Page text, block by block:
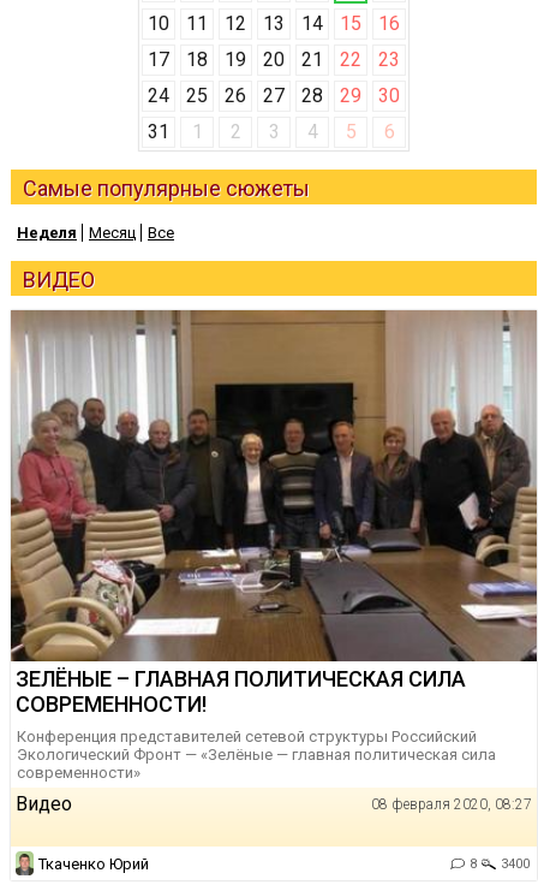
10
11 12 13 14 15
16
17
18 19 20 21 22
23
24
25 26 27 28 29
30
31
1 2 3 4 5 6
Самые популярные сюжеты
Неделя Месяц Все
ВИДЕО
ЗЕЛЁНЫЕ – ГЛАВНАЯ ПОЛИТИЧЕСКАЯ СИЛА
СОВРЕМЕННОСТИ!
Конференция представителей сетевой структуры Российский
Экологический Фронт — «Зелёные — главная политическая сила
современности»
Видео 08 февраля 2020, 08:27
Ткаченко Юрий 8 3400